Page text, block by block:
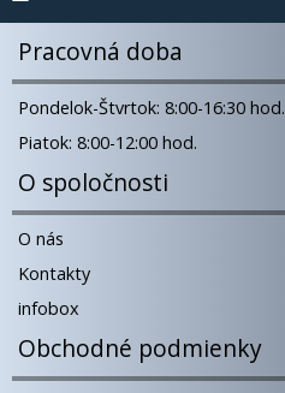
Pracovná doba
Pondelok-Štvrtok: 8:00-16:30 hod.
Piatok: 8:00-12:00 hod.
O spoločnosti
O nás
Kontakty
infobox
Obchodné podmienky